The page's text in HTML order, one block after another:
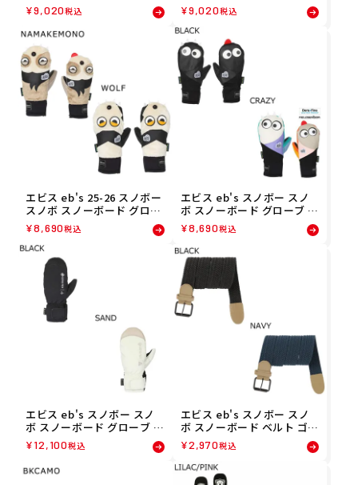
ス ニットカバー ベアー KNI
T COVER BEAR 4500318 メ
ンズ レディース ユニセック
ス 25-26
¥9,020税込
ス ニットカバー イエティ K
NIT COVER YETI 4500314
メンズ レディース ユニセッ
クス 25-26
¥9,020税込
エビス eb's 25-26 スノボー
スノボ スノーボード グロー
ブ 手袋 ケモノチャン KEMO
NO CHAN 4500017
¥8,690税込
エビス eb's スノボー スノ
ボ スノーボード グローブ 手
袋 ケモノチャン KEMONO
CHAN 4500016 メンズ レデ
ィース ユニセックス 25-26
¥8,690税込
エビス eb's スノボー スノ
ボ スノーボード グローブ 手
袋 オルガ OLGA 4500004 メ
ンズ レディース ユニセック
ス 25-26
¥12,100税込
エビス eb's スノボー スノ
ボ スノーボード ベルト ゴム
メッシュ GOMU MESH 440
0814 メンズ レディース ユ
ニセックス 24-25
¥2,970税込